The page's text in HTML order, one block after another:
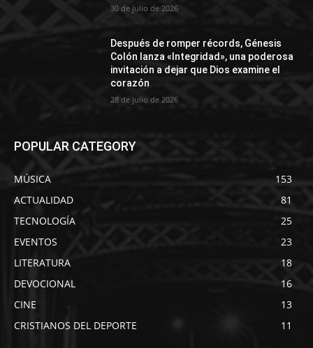
30 de julio de 2026
Después de romper récords, Génesis
Colón lanza «Integridad», una poderosa
invitación a dejar que Dios examine el
corazón
28 de julio de 2026
POPULAR CATEGORY
MÚSICA
153
ACTUALIDAD
81
TECNOLOGÍA
25
EVENTOS
23
LITERATURA
18
DEVOCIONAL
16
CINE
13
CRISTIANOS DEL DEPORTE
11